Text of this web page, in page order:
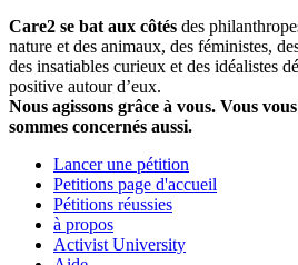
Care2 se bat aux côtés des
nature et des animaux, des féministes,
des insatiables curieux et des idéalistes
positive autour d’eux.
Nous agissons grâce à vous. Vous
sommes concernés aussi.
Lancer une pétition
Petitions page d'accueil
Pétitions réussies
à propos
Activist University